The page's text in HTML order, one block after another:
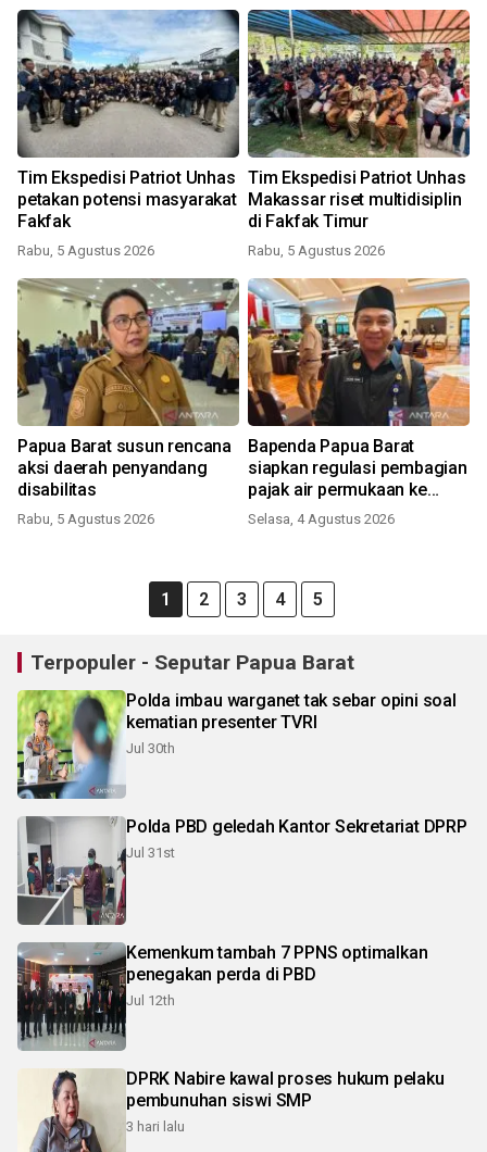
Tim Ekspedisi Patriot Unhas
petakan potensi masyarakat
Fakfak
Rabu, 5 Agustus 2026
Tim Ekspedisi Patriot Unhas
Makassar riset multidisiplin
di Fakfak Timur
Rabu, 5 Agustus 2026
Papua Barat susun rencana
aksi daerah penyandang
disabilitas
Rabu, 5 Agustus 2026
Bapenda Papua Barat
siapkan regulasi pembagian
pajak air permukaan ke
kabupaten
Selasa, 4 Agustus 2026
1 2 3 4 5
Terpopuler - Seputar Papua Barat
Polda imbau warganet tak sebar opini soal
kematian presenter TVRI
Jul 30th
Polda PBD geledah Kantor Sekretariat DPRP
Jul 31st
Kemenkum tambah 7 PPNS optimalkan
penegakan perda di PBD
Jul 12th
DPRK Nabire kawal proses hukum pelaku
pembunuhan siswi SMP
3 hari lalu